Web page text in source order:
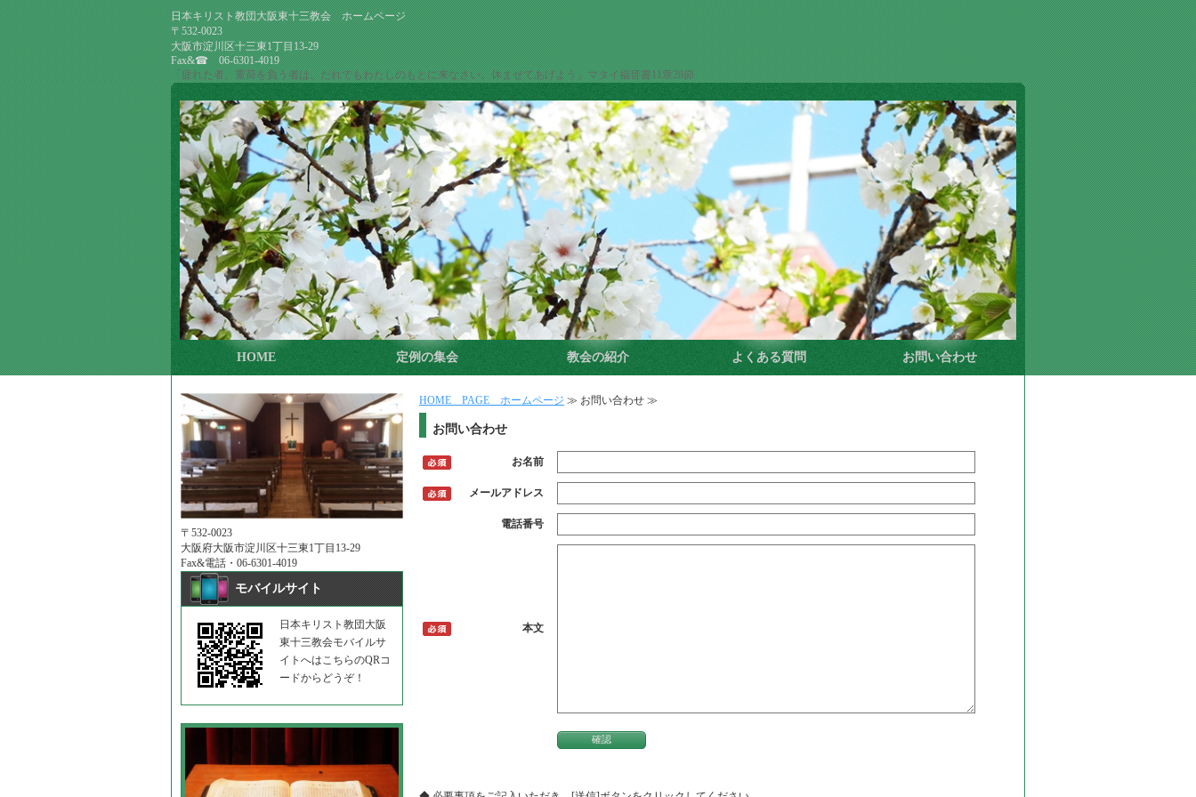
日本キリスト教団大阪東十三教会 ホームページ
〒532-0023
大阪市淀川区十三東1丁目13-29
Fax&☎ 06-6301-4019
「疲れた者、重荷を負う者は、だれでもわたしのもとに来なさい。休ませてあげよう」マタイ福音書11章28節
HOME 定例の集会 教会の紹介 よくある質問 お問い合わせ
HOME PAGE ホームページ ≫ お問い合わせ ≫
お問い合わせ
お名前
メールアドレス
電話番号
本文
〒532-0023
大阪府大阪市淀川区十三東1丁目13-29
Fax&電話・06-6301-4019
モバイルサイト
日本キリスト教団大阪
東十三教会モバイルサ
イトへはこちらのQRコ
ードからどうぞ！